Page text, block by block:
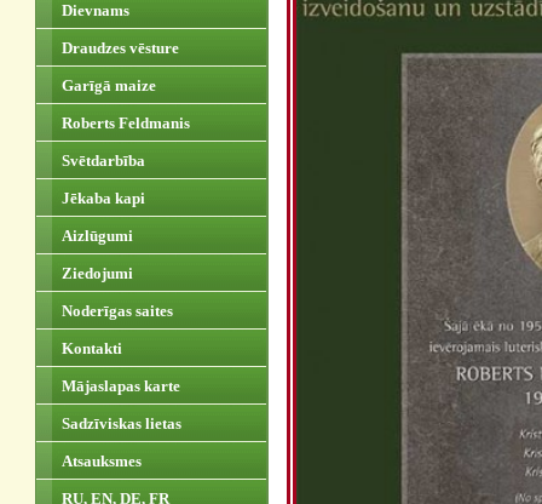
Dievnams
Draudzes vēsture
Garīgā maize
Roberts Feldmanis
Svētdarbība
Jēkaba kapi
Aizlūgumi
Ziedojumi
Noderīgas saites
Kontakti
Mājaslapas karte
Sadzīviskas lietas
Atsauksmes
RU, EN, DE, FR